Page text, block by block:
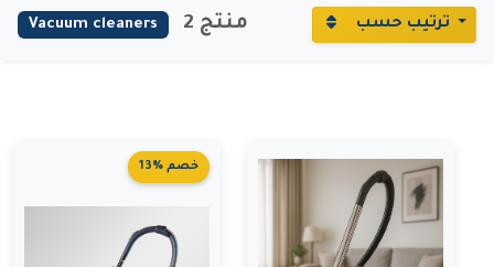
Vacuum cleaners 2 منتج ترتيب حسب
13% خصم